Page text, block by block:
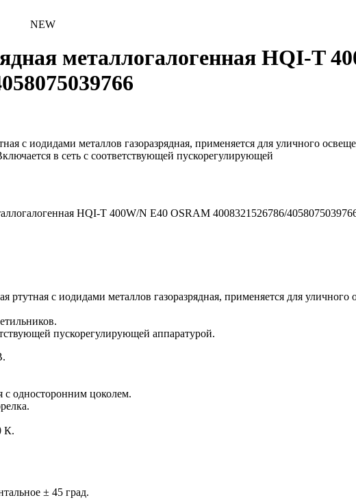
NEW
металлогалогенная HQI-T
с иодидами металлов газоразрядная, применяется для уличного
в сеть с соответствующей пускорегулирующей
HQI-T 400W/N E40 OSRAM 4008321526786/
ртутная с иодидами металлов газоразрядная, применяется для
пускорегулирующей аппаратурой.
с односторонним цоколем.
К.
± 45 град.